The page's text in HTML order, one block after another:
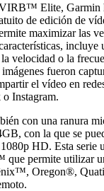
VIRB™ Elite,
de edición de
maximizar las
incluye
velocidad o la
fueron
el vídeo en
Instagram.
con una ranura
con la que se
HD. Esta serie
permite utilizar
Oregon®,